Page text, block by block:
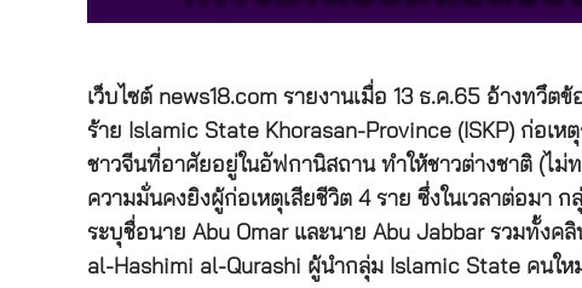
เว็บไซต์ news18.com รายงานเมื่อ 13 ธ.ค.65 อ้างทวึ
ร้าย Islamic State Khorasan-Province (ISKP) ก่อเห
ชาวจีนที่อาศัยอยู่ในอัฟกานิสถาน ทำให้ชาวต่างชาติ (ไ
ความมั่นคงยิงผู้ก่อเหตุเสียชีวิต 4 ราย ซึ่งในเวลาต่อมา
ระบุชื่อนาย Abu Omar และนาย Abu Jabbar รวมทั้ง
al-Hashimi al-Qurashi ผู้นำกลุ่ม Islamic State คนให